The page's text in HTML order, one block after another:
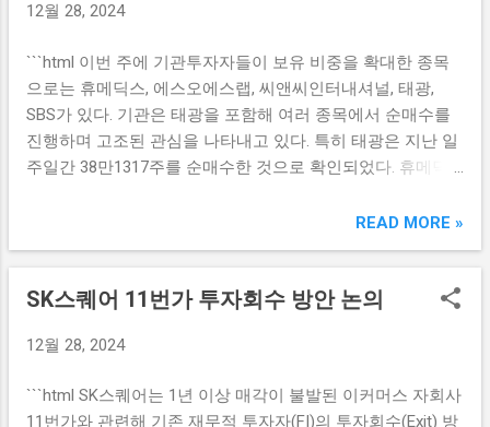
와 연관된 기업들의 주식은 단기간에 큰 폭 상승하고 있습니
비 7.45% 상승하며 시장의 주목을 받았습니다. 전기차 충전기
산업의 성장은 단순한 트렌드를 넘어, 지속적인 수익을 창출
할 수 있는 기회로 평가받고 있습니다. 소비자들의 친환경적
인 소비 패턴 변화와 더불어, 정부의 각종 지원...
만 올해는 이러한 경향이 뚜렷하게 줄어들고 있다. 첫째, 투자
보유를 선택하는 경향이 강해지고 있다. 이는 시장의 변동성
을 고려한 결과로 볼 수 있다. 통상적으로 개인투자자들은 연
말이 가까워질수록 매도를 위해 급매물 방출을 하곤 했지만,
올해는 경기 전망이 밝지 않다는 판단에 따라 장기 보유를 결
심하는 경우가 많다. 둘째, 데이터 분석에 기반한 전략이 부각
종합적인 포트폴리오 관리를 중시하게 됐다. 기술적 분석과
차트 분석을 통해 시장의 트렌드에 맞춰 적절한 시점에 매도
이처럼 전략적인 접근 방식이 개인투자자에게도 영향력을 미
자 하는 움직임과 함께, 다양한 금융 상품에 대한 관심이 높아
지고 있다. 다양한 투자 옵션들, 특히 상장지수펀드(ETF)와 같
은 대체 투자를 통해 위험을 분산시키려는 노력이 보인다. 이
12월 28, 2024
```html 이번 주에 기관투자자들이 보유 비중을 확대한 종목
으로는 휴메딕스, 에스오에스랩, 씨앤씨인터내셔널, 태광,
SBS가 있다. 기관은 태광을 포함해 여러 종목에서 순매수를
진행하며 고조된 관심을 나타내고 있다. 특히 태광은 지난 일
주일간 38만1317주를 순매수한 것으로 확인되었다. 휴메딕
부터 지속적인 관심을 받고 있는 기업이다. 이 회사는 항노화
고 있는 시장에서 성장 가능성이 높다는 평가를 받고 있다. 특
히, 최근 제품군의 다양화와 기초 연구 결과가 긍정적으로 평
의 주요 제품들이 높은 품질과 효과를 입증함에 따라 소비자
상승 가능성이 매우 높아지고 있으며, 기관투자자들도 이러
READ MORE »
SK스퀘어 11번가 투자회수 방안 논의
12월 28, 2024
```html SK스퀘어는 1년 이상 매각이 불발된 이커머스 자회사
11번가와 관련해 기존 재무적 투자자(FI)의 투자회수(Exit) 방